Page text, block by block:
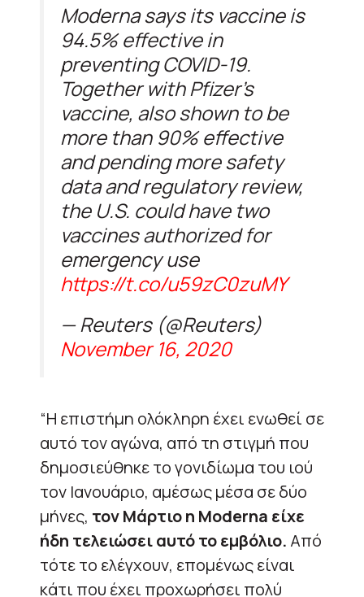
Moderna says its vaccine is
94.5% effective in
preventing COVID-19.
Together with Pfizer's
vaccine, also shown to be
more than 90% effective
and pending more safety
data and regulatory review,
the U.S. could have two
vaccines authorized for
emergency use
https://t.co/u59zC0zuMY
— Reuters (@Reuters)
November 16, 2020
“Η επιστήμη ολόκληρη έχει ενωθεί σε
αυτό τον αγώνα, από τη στιγμή που
δημοσιεύθηκε το γονιδίωμα του ιού
τον Ιανουάριο, αμέσως μέσα σε δύο
μήνες, τον Μάρτιο η Moderna είχε
ήδη τελειώσει αυτό το εμβόλιο. Από
τότε το ελέγχουν, επομένως είναι
κάτι που έχει προχωρήσει πολύ